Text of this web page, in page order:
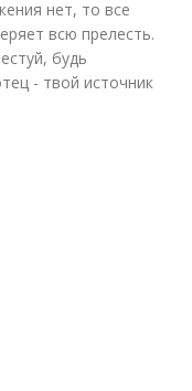
нет, то все
всю прелесть.
будь
- твой источник